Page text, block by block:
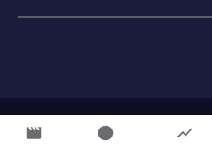
شروط الاستخدام